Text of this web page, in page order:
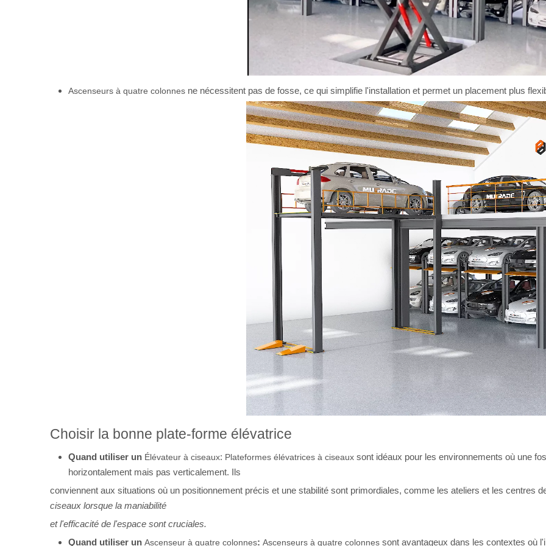
Ascenseurs à quatre colonnes ne nécessitent pas de fosse, ce qui simplifie l'installation et permet un placement plus
Choisir la bonne plate-forme élévatrice
Quand utiliser un Élévateur à ciseaux: Plateformes élévatrices à ciseaux sont idéaux pour les environnements où une
horizontalement mais pas verticalement. Ils
conviennent aux situations où un positionnement précis et une stabilité sont primordiales, comme les ateliers et les centres
ciseaux lorsque la maniabilité
et l'efficacité de l'espace sont cruciales.
Quand utiliser un Ascenseur à quatre colonnes: Ascenseurs à quatre colonnes sont avantageux dans les contextes où